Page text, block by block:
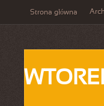
Strona główna